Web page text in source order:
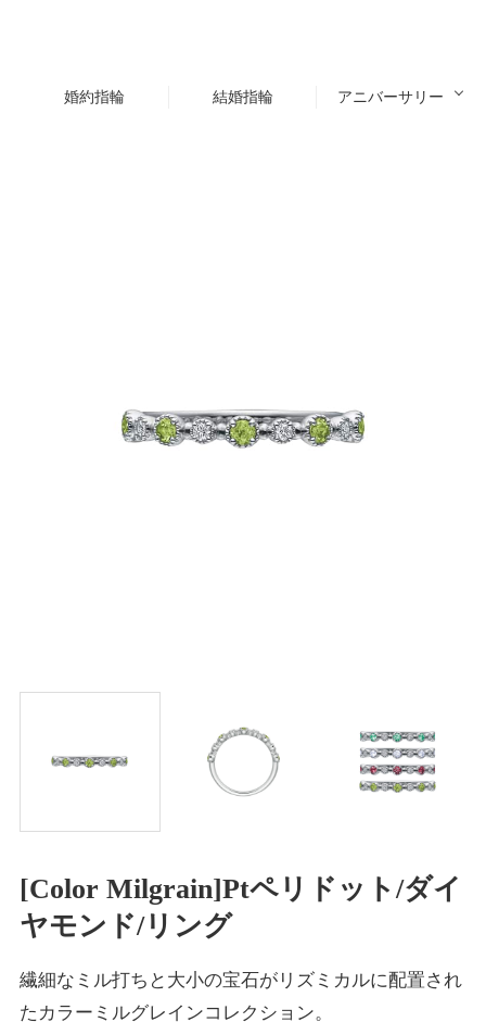
婚約指輪 結婚指輪 アニバーサリー
[Color Milgrain]Ptペリドット/ダイ
ヤモンド/リング
繊細なミル打ちと大小の宝石がリズミカルに配置され
たカラーミルグレインコレクション。